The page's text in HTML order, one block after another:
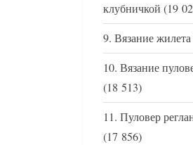
клубничкой (19
Вязание
Вязание
(18 513)
Пуловер
(17 856)